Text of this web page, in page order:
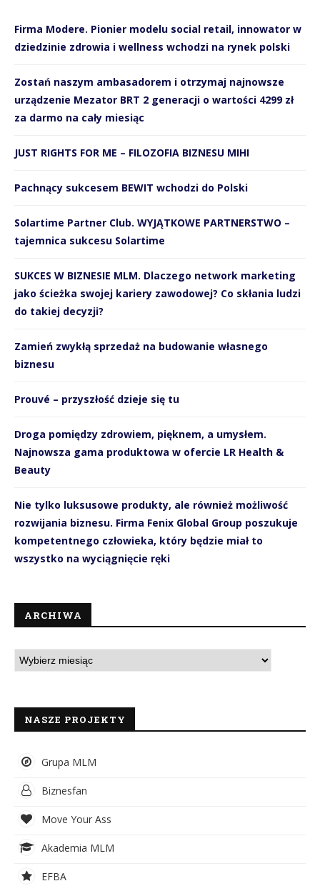
Firma Modere. Pionier modelu social retail, innowator w
dziedzinie zdrowia i wellness wchodzi na rynek polski
Zostań naszym ambasadorem i otrzymaj najnowsze
urządzenie Mezator BRT 2 generacji o wartości 4299 zł
za darmo na cały miesiąc
JUST RIGHTS FOR ME – FILOZOFIA BIZNESU MIHI
Pachnący sukcesem BEWIT wchodzi do Polski
Solartime Partner Club. WYJĄTKOWE PARTNERSTWO –
tajemnica sukcesu Solartime
SUKCES W BIZNESIE MLM. Dlaczego network marketing
jako ścieżka swojej kariery zawodowej? Co skłania ludzi
do takiej decyzji?
Zamień zwykłą sprzedaż na budowanie własnego
biznesu
Prouvé – przyszłość dzieje się tu
Droga pomiędzy zdrowiem, pięknem, a umysłem.
Najnowsza gama produktowa w ofercie LR Health &
Beauty
Nie tylko luksusowe produkty, ale również możliwość
rozwijania biznesu. Firma Fenix Global Group poszukuje
kompetentnego człowieka, który będzie miał to
wszystko na wyciągnięcie ręki
ARCHIWA
NASZE PROJEKTY
Grupa MLM
Biznesfan
Move Your Ass
Akademia MLM
EFBA